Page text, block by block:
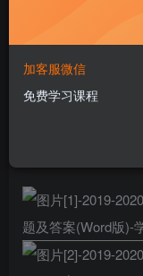
加客服微信
免费学习课程